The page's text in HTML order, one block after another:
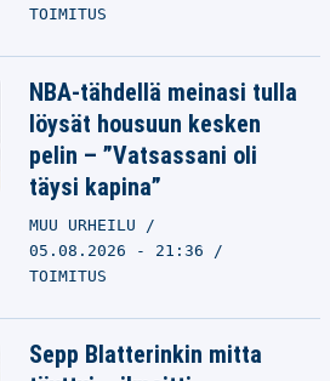
TOIMITUS
NBA-tähdellä meinasi tulla
löysät housuun kesken
pelin – ”Vatsassani oli
täysi kapina”
MUU URHEILU
05.08.2026 - 21:36
TOIMITUS
Sepp Blatterinkin mitta